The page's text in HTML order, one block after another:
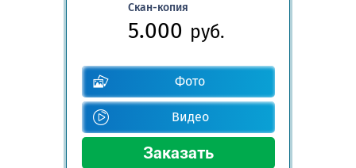
Скан-копия
5.000 руб.
Фото
Видео